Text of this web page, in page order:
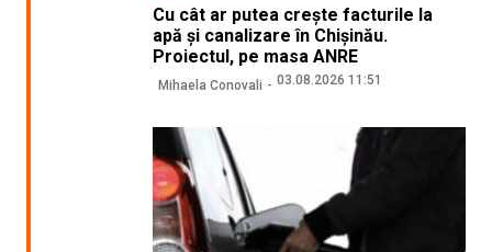
Cu cât ar putea crește facturile la
apă și canalizare în Chișinău.
Proiectul, pe masa ANRE
Mihaela Conovali 03.08.2026 11:51